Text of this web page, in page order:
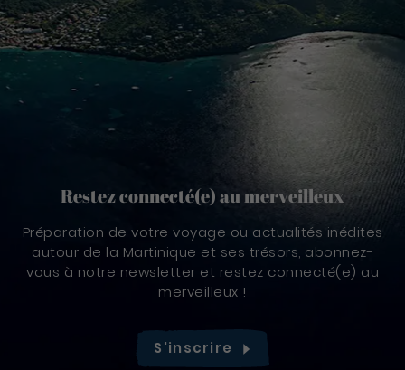
Restez connecté(e) au merveilleux
Préparation de votre voyage ou actualités inédites
autour de la Martinique et ses trésors, abonnez-
vous à notre newsletter et restez connecté(e) au
merveilleux !
S'inscrire